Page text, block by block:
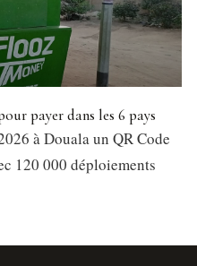
payer dans les 6 pays
à Douala un QR Code
120 000 déploiements